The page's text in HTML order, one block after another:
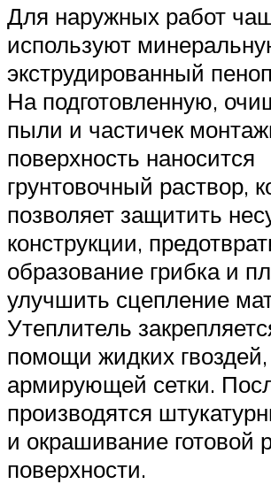
Для наружных работ
используют
экструдированный
На подготовленную,
пыли и частичек
поверхность наносится
грунтовочный раствор,
позволяет защитить
конструкции,
образование грибка и
улучшить сцепление
Утеплитель
помощи жидких
армирующей сетки.
производятся
и окрашивание готовой
поверхности.